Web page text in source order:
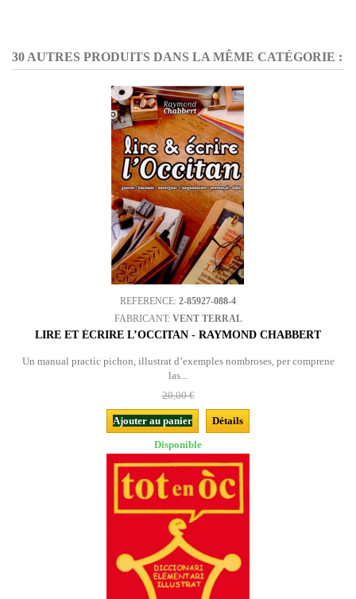
30 AUTRES PRODUITS DANS LA MÊME CATÉGORIE :
REFERENCE: 2-85927-088-4
FABRICANT: VENT TERRAL
LIRE ET ÉCRIRE L’OCCITAN - RAYMOND CHABBERT
Un manual practic pichon, illustrat d’exemples nombroses, per comprene
las...
20,00 €
Ajouter au panier
Détails
Disponible